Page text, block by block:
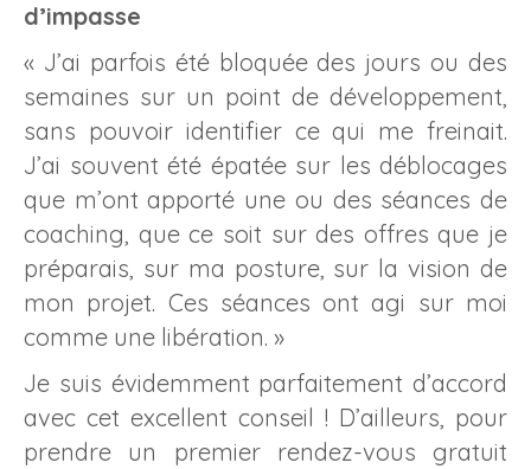
d’impasse
« J’ai parfois été bloquée des jours ou des
semaines sur un point de développement,
sans pouvoir identifier ce qui me freinait.
J’ai souvent été épatée sur les déblocages
que m’ont apporté une ou des séances de
coaching, que ce soit sur des offres que je
préparais, sur ma posture, sur la vision de
mon projet. Ces séances ont agi sur moi
comme une libération. »
Je suis évidemment parfaitement d’accord
avec cet excellent conseil ! D’ailleurs, pour
prendre un premier rendez-vous gratuit